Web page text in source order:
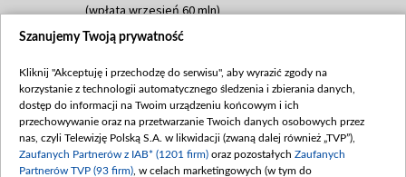
(wpłata wrzesień 60 mln)
Dofinansowanie 635 783 051,21 PLN
(wpłata wrzesień 100 mln, październik 350
mln, listopad 265 mln)
Dofinansowanie 48 862 000,00 PLN
Data podpisania umowy: GRUDZIEŃ 2025
(wpłata grudzień 60,548 mln)
Szanujemy Twoją prywatność
Kliknij "Akceptuję i przechodzę do serwisu", aby wyrazić zgody na
korzystanie z technologii automatycznego śledzenia i zbierania danych,
dostęp do informacji na Twoim urządzeniu końcowym i ich
przechowywanie oraz na przetwarzanie Twoich danych osobowych przez
nas, czyli Telewizję Polską S.A. w likwidacji (zwaną dalej również „TVP”),
Zaufanych Partnerów z IAB* (1201 firm) oraz pozostałych Zaufanych
Partnerów TVP (93 firm) , w celach marketingowych (w tym do